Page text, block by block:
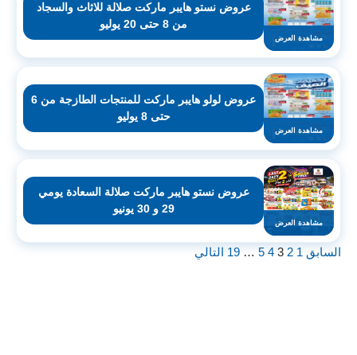
مشاهدة العرض
عروض نستو هايبر ماركت صلالة للاثاث والسجاد
من 8 حتى 20 يوليو
مشاهدة العرض
عروض لولو هايبر ماركت للمنتجات الطازجة من 6
حتى 8 يوليو
مشاهدة العرض
عروض نستو هايبر ماركت صلالة السعادة يومي
29 و 30 يونيو
السابق 1
2
3
4
5
…
19 التالي